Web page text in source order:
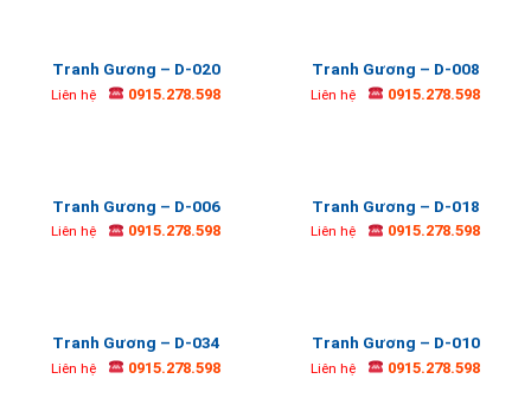
Tranh Gương – D-020
Liên hệ 0915.278.598
Tranh Gương – D-008
Liên hệ 0915.278.598
Tranh Gương – D-006
Liên hệ 0915.278.598
Tranh Gương – D-018
Liên hệ 0915.278.598
Tranh Gương – D-034
Liên hệ 0915.278.598
Tranh Gương – D-010
Liên hệ 0915.278.598